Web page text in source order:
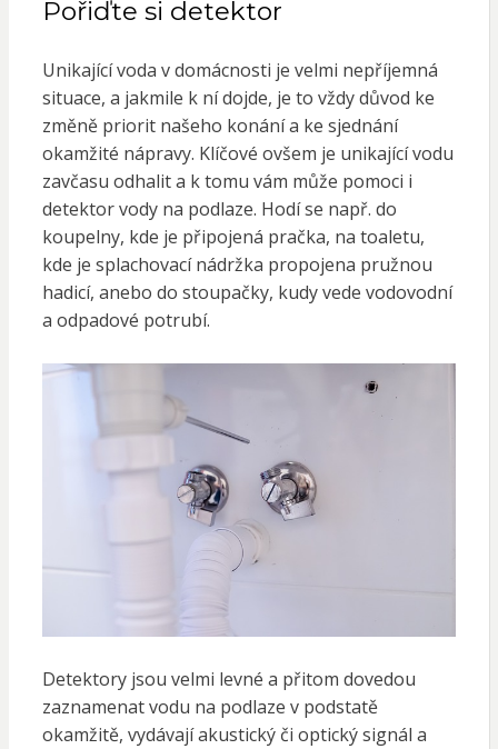
Pořiďte si detektor
Unikající voda v domácnosti je velmi nepříjemná
situace, a jakmile k ní dojde, je to vždy důvod ke
změně priorit našeho konání a ke sjednání
okamžité nápravy. Klíčové ovšem je unikající vodu
zavčasu odhalit a k tomu vám může pomoci i
detektor vody na podlaze. Hodí se např. do
koupelny, kde je připojená pračka, na toaletu,
kde je splachovací nádržka propojena pružnou
hadicí, anebo do stoupačky, kudy vede vodovodní
a odpadové potrubí.
Detektory jsou velmi levné a přitom dovedou
zaznamenat vodu na podlaze v podstatě
okamžitě, vydávají akustický či optický signál a